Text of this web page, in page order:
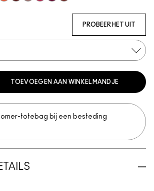
PROBEER HET UIT
TOEVOEGEN AAN WINKELMANDJE
totebag bij een besteding